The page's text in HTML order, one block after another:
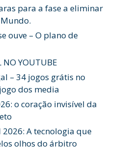
para a fase a eliminar
ouve – O plano de
NO YOUTUBE
– 34 jogos grátis no
dos media
o coração invisível da
A tecnologia que
olhos do árbitro